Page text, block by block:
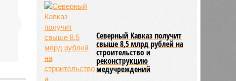
Северный Кавказ получит
свыше 8,5 млрд рублей на
строительство и
реконструкцию
медучреждений